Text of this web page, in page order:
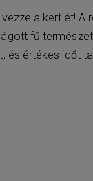
a kertjét!
fű
és értékes időt